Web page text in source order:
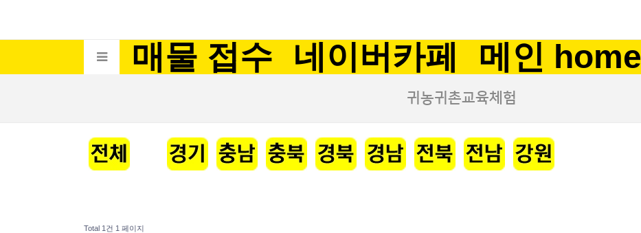
매물 접수 네이버카페 메인 home
귀농귀촌교육체험
Total 1건 1 페이지